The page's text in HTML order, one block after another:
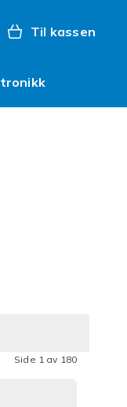
Til kassen
Side 1 av 180